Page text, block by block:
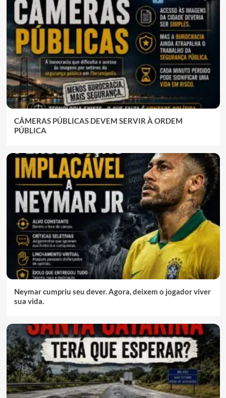
CÂMERAS PÚBLICAS DEVEM SERVIR À ORDEM
PÚBLICA
Neymar cumpriu seu dever. Agora, deixem o jogador viver
sua vida.